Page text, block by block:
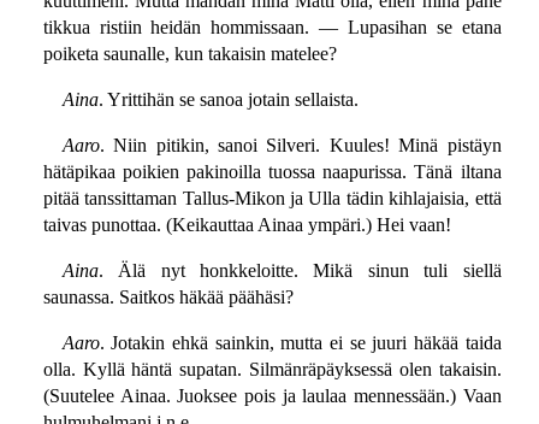
tikkua ristiin heidän hommissaan. — Lupasihan se etana
poiketa saunalle, kun takaisin matelee?
Aina. Yrittihän se sanoa jotain sellaista.
Aaro. Niin pitikin, sanoi Silveri. Kuules! Minä pistäyn
hätäpikaa poikien pakinoilla tuossa naapurissa. Tänä iltana
pitää tanssittaman Tallus-Mikon ja Ulla tädin kihlajaisia, että
taivas punottaa. (Keikauttaa Ainaa ympäri.) Hei vaan!
Aina. Älä nyt honkkeloitte. Mikä sinun tuli siellä
saunassa. Saitkos häkää päähäsi?
Aaro. Jotakin ehkä sainkin, mutta ei se juuri häkää taida
olla. Kyllä häntä supatan. Silmänräpäyksessä olen takaisin.
(Suutelee Ainaa. Juoksee pois ja laulaa mennessään.) Vaan